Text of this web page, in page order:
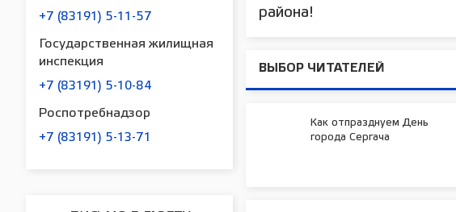
+7 (83191) 5-11-57
Государственная жилищная
инспекция
+7 (83191) 5-10-84
Роспотребнадзор
+7 (83191) 5-13-71
района!
ВЫБОР ЧИТАТЕЛЕЙ
Как отпразднуем День
города Сергача